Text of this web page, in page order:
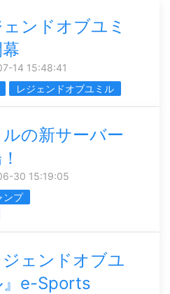
ンドオブユミ
14 15:48:41
レジェンドオブユミル
の新サーバー
30 15:19:05
ンプ
ジェンドオブユ
』e-Sports